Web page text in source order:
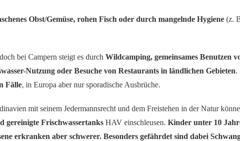
Obst/Gemüse, rohen Fisch oder durch mangelnde Hygiene (z.
bei Campern steigt es durch Wildcamping, gemeinsames Benutzen
Nutzung oder Besuche von Restaurants in ländlichen Gebieten.
Fälle, in Europa aber nur sporadische Ausbrüche.
mit seinem Jedermannsrecht und dem Freistehen in der Natur
gereinigte Frischwassertanks HAV einschleusen. Kinder unter 10
erkranken aber schwerer. Besonders gefährdet sind dabei